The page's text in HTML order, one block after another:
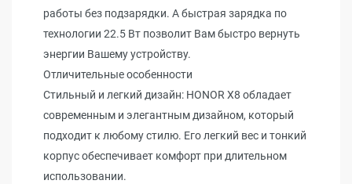
работы без подзарядки. А быстрая зарядка по
технологии 22.5 Вт позволит Вам быстро вернуть
энергии Вашему устройству.
Отличительные особенности
Стильный и легкий дизайн: HONOR X8 обладает
современным и элегантным дизайном, который
подходит к любому стилю. Его легкий вес и тонкий
корпус обеспечивает комфорт при длительном
использовании.